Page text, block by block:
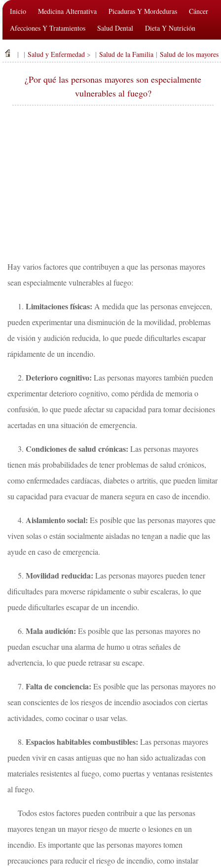
Inicio Medicina Alternativa Picaduras Y Mordeduras
Cáncer
Afecciones Y Tratamientos
Salud Dental
Dieta Y Nutrición
Salud Pública Y Seguridad
Cirugías Y Procedimientos Salud
| | Salud y Enfermedad > | Salud de la Familia | Salud de los mayores
¿Por qué las personas mayores son especialmente
vulnerables al fuego?
Hay varios factores que contribuyen a que las personas mayores
sean especialmente vulnerables al fuego:
1. Limitaciones físicas: A medida que las personas envejecen,
pueden experimentar una disminución de la movilidad, problemas
de visión y audición reducida, lo que puede dificultarles escapar
rápidamente de un incendio.
2. Deterioro cognitivo: Las personas mayores también pueden
experimentar deterioro cognitivo, como pérdida de memoria o
confusión, lo que puede afectar su capacidad para tomar decisiones
acertadas en una situación de emergencia.
3. Condiciones de salud crónicas: Las personas mayores
tienen más probabilidades de tener problemas de salud crónicos,
como enfermedades cardíacas, diabetes o artritis, que pueden limitar
su capacidad para evacuar de manera segura en caso de incendio.
4. Aislamiento social: Es posible que las personas mayores que
viven solas o están socialmente aisladas no tengan a nadie que las
ayude en caso de emergencia.
5. Movilidad reducida: Las personas mayores pueden tener
dificultades para moverse rápidamente o subir escaleras, lo que
puede dificultarles escapar de un incendio.
6. Mala audición: Es posible que las personas mayores no
puedan escuchar una alarma de humo u otras señales de
advertencia, lo que puede retrasar su escape.
7. Falta de conciencia: Es posible que las personas mayores no
sean conscientes de los riesgos de incendio asociados con ciertas
actividades, como cocinar o usar velas.
8. Espacios habitables combustibles: Las personas mayores
pueden vivir en casas antiguas que no han sido actualizadas con
materiales resistentes al fuego, como puertas y ventanas resistentes
al fuego.
Todos estos factores pueden contribuir a que las personas
mayores tengan un mayor riesgo de muerte o lesiones en un
incendio. Es importante que las personas mayores tomen
precauciones para reducir el riesgo de incendio, como instalar